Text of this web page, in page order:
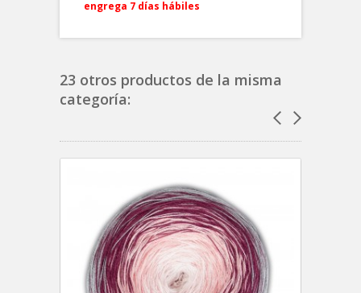
engrega 7 días hábiles
23 otros productos de la misma
categoría: